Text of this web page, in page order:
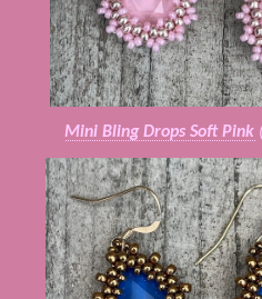
Mini Bling Drops Soft Pink